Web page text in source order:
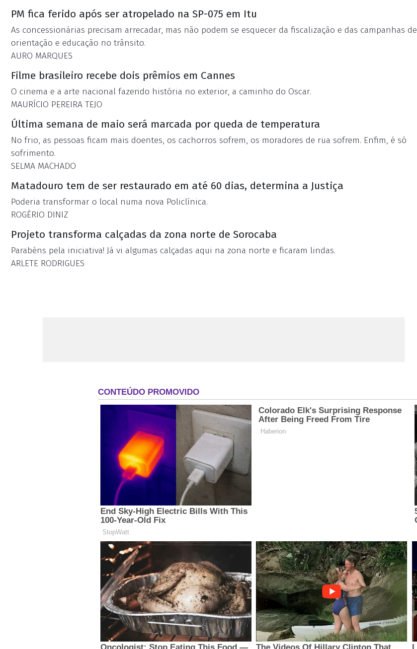
PM fica ferido após ser atropelado na SP-075 em Itu
As concessionárias precisam arrecadar, mas não podem se esquecer da fiscalização e das campanhas de
orientação e educação no trânsito.
AURO MARQUES
Filme brasileiro recebe dois prêmios em Cannes
O cinema e a arte nacional fazendo história no exterior, a caminho do Oscar.
MAURÍCIO PEREIRA TEJO
Última semana de maio será marcada por queda de temperatura
No frio, as pessoas ficam mais doentes, os cachorros sofrem, os moradores de rua sofrem. Enfim, é só
sofrimento.
SELMA MACHADO
Matadouro tem de ser restaurado em até 60 dias, determina a Justiça
Poderia transformar o local numa nova Policlínica.
ROGÉRIO DINIZ
Projeto transforma calçadas da zona norte de Sorocaba
Parabéns pela iniciativa! Já vi algumas calçadas aqui na zona norte e ficaram lindas.
ARLETE RODRIGUES